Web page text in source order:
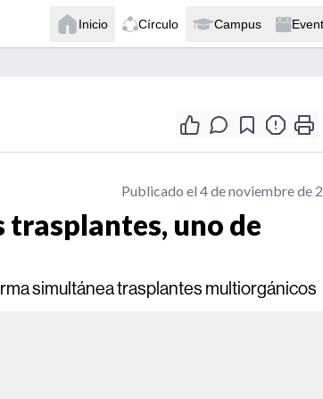
Inicio Círculo Campus
Publicado el 4 de noviembre de
trasplantes, uno de
simultánea trasplantes multiorgánicos